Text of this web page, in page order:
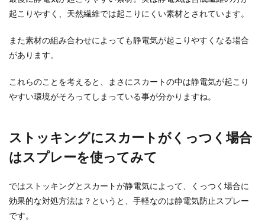
葬儀などに参列すると帰宅時にお清めの塩が配ら
れる事がありますよね。この時に配られる塩は自
クッションフロアのカビの取り方と
クッションフロアにカビが生えてしまったときに
起こりやすく、天然繊維では起こりにくい素材とされています。
また素材の組み合わせによっても静電気が起こりやすくなる場合
があります。
これらのことを考えると、まさにスカートの中は静電気が起こり
やすい環境がそろってしまっている事が分かりますね。
ストッキングにスカートがくっつく場合
はスプレーを使ってみて
ではストッキングとスカートが静電気によって、くっつく場合に
効果的な対処方法は？というと、手軽なのは静電気防止スプレー
です。